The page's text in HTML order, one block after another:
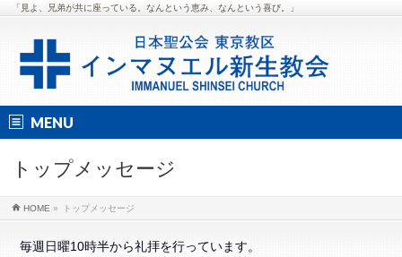
「見よ、兄弟が共に座っている。なんという恵み、なんという喜び。」
MENU
トップメッセージ
HOME » トップメッセージ
毎週日曜10時半から礼拝を行っています。